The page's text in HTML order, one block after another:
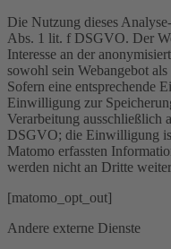
Die Nutzung dieses
Abs. 1 lit. f DSGVO. Der
Interesse an der
sowohl sein Webangebot
Sofern eine entsprechende
Einwilligung zur
Verarbeitung ausschließlich
DSGVO; die Einwilligung
Matomo erfassten
werden nicht an Dritte
[matomo_opt_out]
Andere externe Dienste